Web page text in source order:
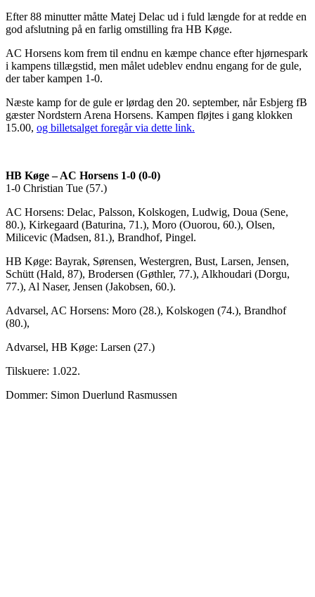
Efter 88 minutter måtte Matej Delac ud i fuld længde for at redde en
god afslutning på en farlig omstilling fra HB Køge.
AC Horsens kom frem til endnu en kæmpe chance efter hjørnespark
i kampens tillægstid, men målet udeblev endnu engang for de gule,
der taber kampen 1-0.
Næste kamp for de gule er lørdag den 20. september, når Esbjerg fB
gæster Nordstern Arena Horsens. Kampen fløjtes i gang klokken
15.00, og billetsalget foregår via dette link.
HB Køge – AC Horsens 1-0 (0-0)
1-0 Christian Tue (57.)
AC Horsens: Delac, Palsson, Kolskogen, Ludwig, Doua (Sene,
80.), Kirkegaard (Baturina, 71.), Moro (Ouorou, 60.), Olsen,
Milicevic (Madsen, 81.), Brandhof, Pingel.
HB Køge: Bayrak, Sørensen, Westergren, Bust, Larsen, Jensen,
Schütt (Hald, 87), Brodersen (Gøthler, 77.), Alkhoudari (Dorgu,
77.), Al Naser, Jensen (Jakobsen, 60.).
Advarsel, AC Horsens: Moro (28.), Kolskogen (74.), Brandhof
(80.),
Advarsel, HB Køge: Larsen (27.)
Tilskuere: 1.022.
Dommer: Simon Duerlund Rasmussen